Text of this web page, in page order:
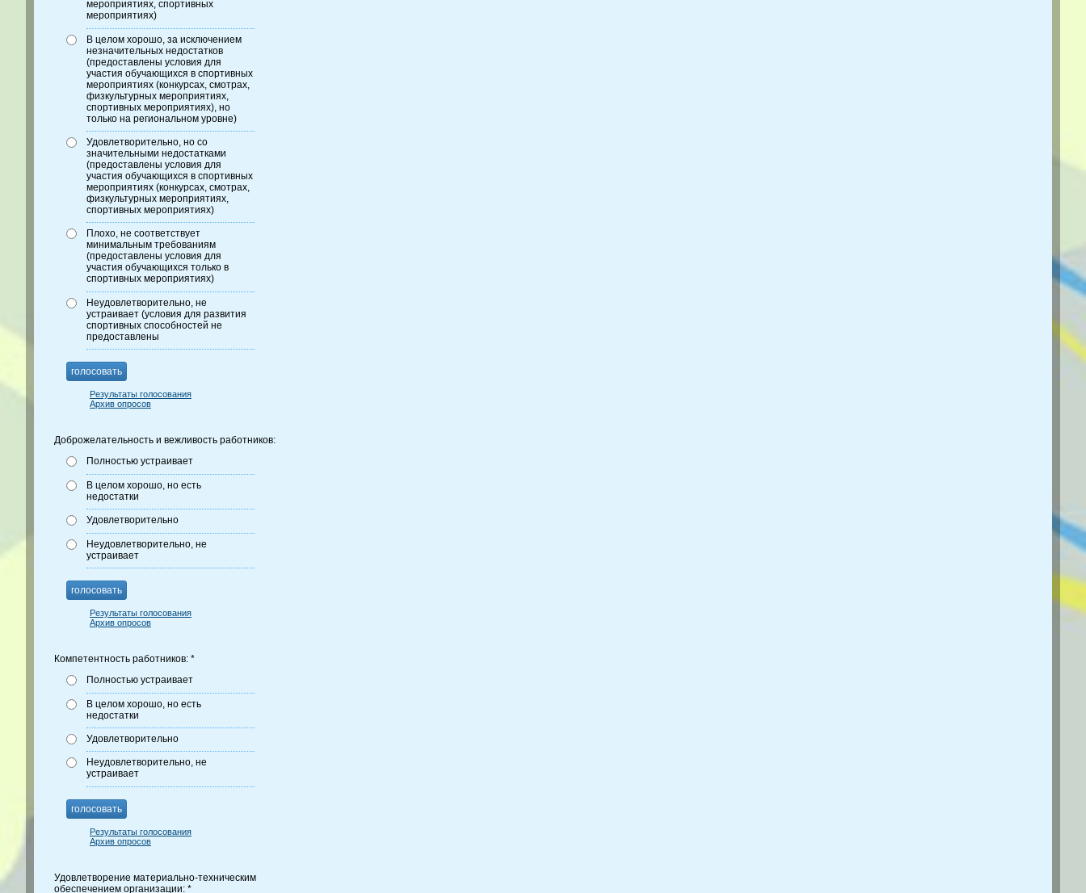
мероприятиях, спортивных
мероприятиях)
В целом хорошо, за исключением
незначительных недостатков
(предоставлены условия для
участия обучающихся в спортивных
мероприятиях (конкурсах, смотрах,
физкультурных мероприятиях,
спортивных мероприятиях), но
только на региональном уровне)
Удовлетворительно, но со
значительными недостатками
(предоставлены условия для
участия обучающихся в спортивных
мероприятиях (конкурсах, смотрах,
физкультурных мероприятиях,
спортивных мероприятиях)
Плохо, не соответствует
минимальным требованиям
(предоставлены условия для
участия обучающихся только в
спортивных мероприятиях)
Неудовлетворительно, не
устраивает (условия для развития
спортивных способностей не
предоставлены
голосовать
Результаты голосования
Архив опросов
Доброжелательность и вежливость работников:
Полностью устраивает
В целом хорошо, но есть
недостатки
Удовлетворительно
Неудовлетворительно, не
устраивает
голосовать
Результаты голосования
Архив опросов
Компетентность работников: *
Полностью устраивает
В целом хорошо, но есть
недостатки
Удовлетворительно
Неудовлетворительно, не
устраивает
голосовать
Результаты голосования
Архив опросов
Удовлетворение материально-техническим
обеспечением организации: *